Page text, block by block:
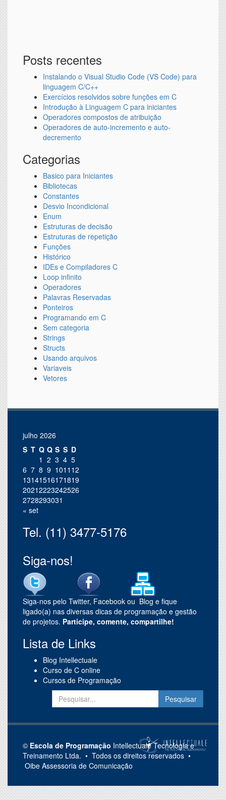
Posts recentes
Instalando o Visual Studio Code (VS Code) para
linguagem C/C++
Exercícios resolvidos sobre funções em C
Introdução à Linguagem C para iniciantes
Operadores compostos de atribuição
Operadores de auto-incremento e auto-
decremento
Categorias
Basico para Iniciantes
Bibliotecas
Constantes
Desvio Incondicional
Enum
Estruturas de decisão
Estruturas de repetição
Funções
Histórico
IDEs e Compiladores C
Loop infinito
Operadores
Palavras Reservadas
Ponteiros
Programando em C
Sem categoria
Strings
Structs
Usando arquivos
Variaveis
Vetores
julho 2026
S T Q Q S S D
1 2 3 4 5
6 7 8 9 1011 12
13141516171819
20212223242526
2728293031
« set
Tel. (11) 3477-5176
Siga-nos!
Siga-nos pelo Twitter, Facebook ou Blog e fique
ligado(a) nas diversas dicas de programação e gestão
de projetos. Participe, comente, compartilhe!
Lista de Links
Blog Intellectuale
Curso de C online
Cursos de Programação
© Escola de Programação Intellectuale Tecnologia e
Treinamento Ltda. • Todos os direitos reservados •
Oibe Assessoria de Comunicação